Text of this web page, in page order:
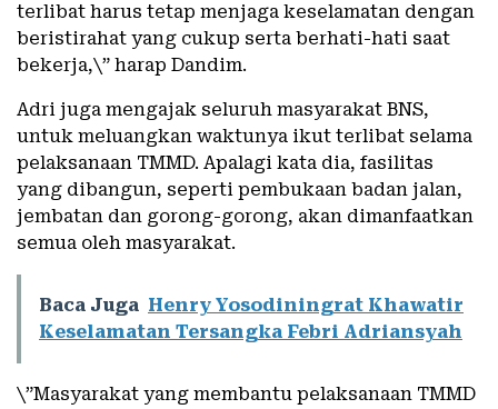
terlibat harus tetap menjaga keselamatan dengan
beristirahat yang cukup serta berhati-hati saat
bekerja,\” harap Dandim.
Adri juga mengajak seluruh masyarakat BNS,
untuk meluangkan waktunya ikut terlibat selama
pelaksanaan TMMD. Apalagi kata dia, fasilitas
yang dibangun, seperti pembukaan badan jalan,
jembatan dan gorong-gorong, akan dimanfaatkan
semua oleh masyarakat.
Baca Juga Henry Yosodiningrat Khawatir
Keselamatan Tersangka Febri Adriansyah
\”Masyarakat yang membantu pelaksanaan TMMD